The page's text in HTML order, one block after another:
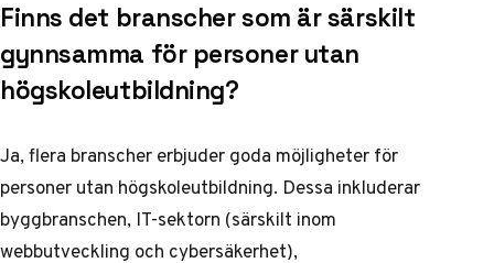
Finns det branscher som är särskilt
gynnsamma för personer utan
högskoleutbildning?
Ja, flera branscher erbjuder goda möjligheter för
personer utan högskoleutbildning. Dessa inkluderar
byggbranschen, IT-sektorn (särskilt inom
webbutveckling och cybersäkerhet),